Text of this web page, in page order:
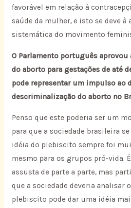
favorável em relação à
saúde da mulher, e isto se deve à
sistemática do movimento
O Parlamento português
do aborto para gestações de até
pode representar um impulso ao
descriminalização do aborto no
Penso que este poderia ser um
para que a sociedade brasileira
idéia do plebiscito sempre foi
mesmo para os grupos pró-vida.
assusta de parte a parte, mas
que a sociedade deveria analisar
plebiscito pode dar uma idéia